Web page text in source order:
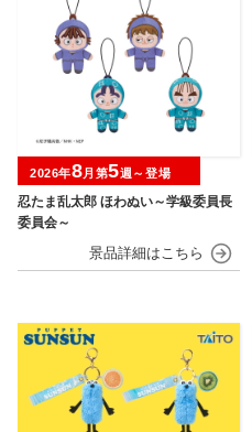
忍たま乱太郎 ほわぬい～学級委員長
委員会～
2026年8月第5週～登場